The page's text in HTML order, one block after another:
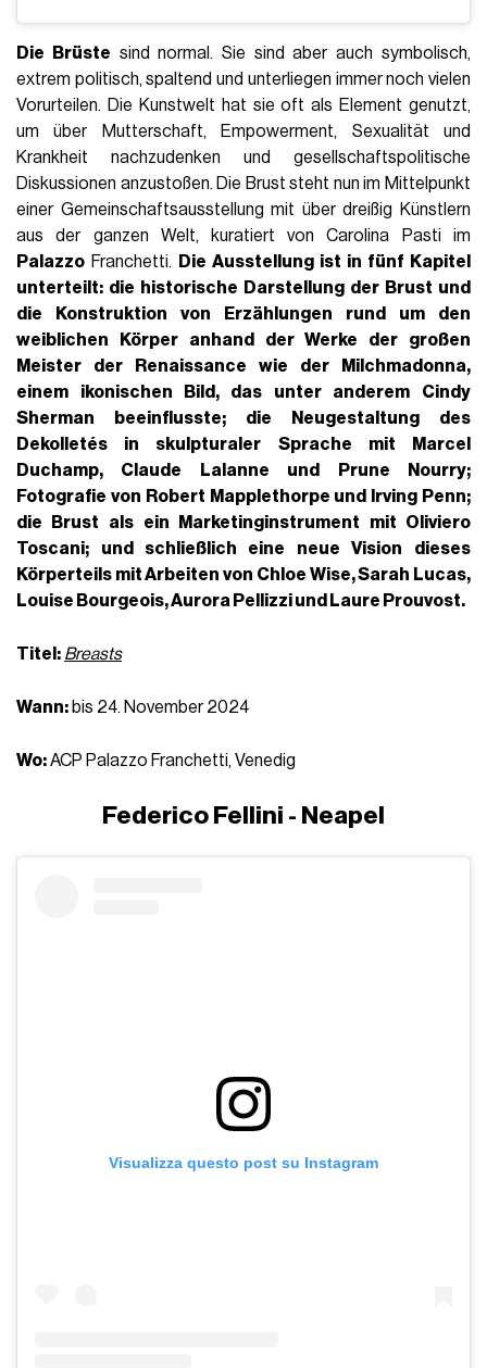
Die Brüste sind normal. Sie sind aber auch symbolisch,
extrem politisch, spaltend und unterliegen immer noch vielen
Vorurteilen. Die Kunstwelt hat sie oft als Element genutzt,
um über Mutterschaft, Empowerment, Sexualität und
Krankheit nachzudenken und gesellschaftspolitische
Diskussionen anzustoßen. Die Brust steht nun im Mittelpunkt
einer Gemeinschaftsausstellung mit über dreißig Künstlern
aus der ganzen Welt, kuratiert von Carolina Pasti im
Palazzo Franchetti.
Die Ausstellung ist in fünf Kapitel
unterteilt: die historische Darstellung der Brust und
die Konstruktion von Erzählungen rund um den
weiblichen Körper anhand der Werke der großen
Meister der Renaissance wie der Milchmadonna,
einem ikonischen Bild, das unter anderem Cindy
Sherman beeinflusste; die Neugestaltung des
Dekolletés in skulpturaler Sprache mit
Marcel
Duchamp, Claude Lalanne und Prune Nourry;
Fotografie von Robert Mapplethorpe und Irving Penn;
die Brust als
ein Marketinginstrument mit Oliviero
Toscani; und schließlich eine neue Vision dieses
Körperteils mit Arbeiten von Chloe Wise,Sarah Lucas,
Louise Bourgeois,Aurora Pellizziund Laure Prouvost.
Titel: Breasts
Wann: bis 24. November 2024
Wo:ACP Palazzo Franchetti, Venedig
Federico Fellini - Neapel
Visualizza questo post su Instagram